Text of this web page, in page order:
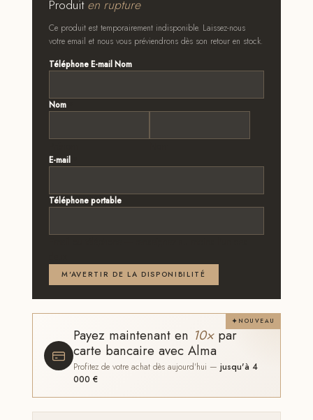
Produiten rupture
Ce produit est temporairement indisponible. Laissez-nous
votre email et nous vous préviendrons dès son retour en stock.
Téléphone E-mail Nom
Nom
E-mail
Téléphone portable
M'AVERTIR DE LA DISPONIBILITÉ
NOUVEAU
Payez maintenant en 10×par
carte bancaire avec Alma
Profitez de votre achat dès aujourd'hui —jusqu'à 4
000 €